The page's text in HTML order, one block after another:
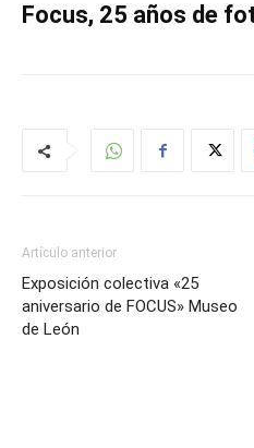
Focus, 25 años de
Artículo anterior
Exposición colectiva «25
aniversario de FOCUS» Museo
de León